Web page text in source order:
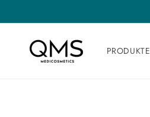
Inhalt
PRODUKTE